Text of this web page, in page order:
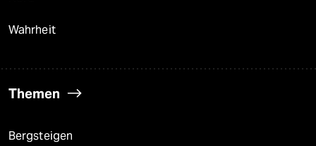
Wahrheit
Themen
Bergsteigen